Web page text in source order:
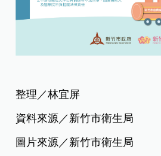
整理／林宜屏
資料來源／新竹市衛生局
圖片來源／新竹市衛生局